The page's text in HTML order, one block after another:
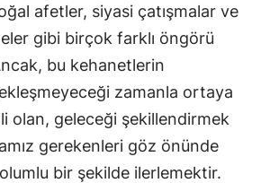
Tunceli
Uşak
Van
Yozgat
afetler, siyasi çatışmalar ve
gibi birçok farklı öngörü
bu kehanetlerin
zamanla ortaya
olan, geleceği şekillendirmek
gerekenleri göz önünde
bir şekilde ilerlemektir.